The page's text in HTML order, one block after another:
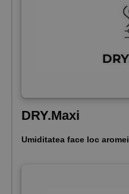
DRY.Maxi
Umiditatea face loc aromei